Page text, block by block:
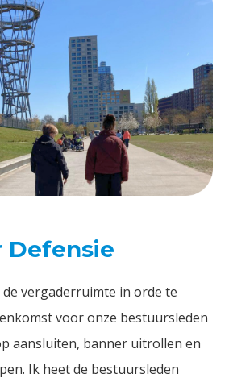
Defensie
de vergaderruimte in orde te
voor onze bestuursleden
aansluiten, banner uitrollen en
Ik heet de bestuursleden